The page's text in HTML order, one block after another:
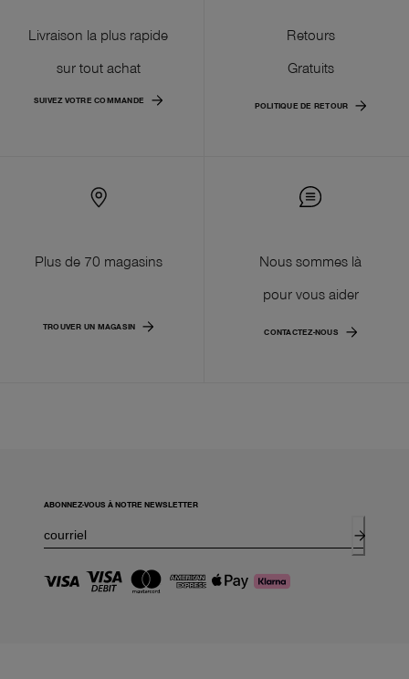
Livraison la plus rapide
sur tout achat
SUIVEZ VOTRE COMMANDE
Retours
Gratuits
POLITIQUE DE RETOUR
Plus de 70 magasins
TROUVER UN MAGASIN
Nous sommes là
pour vous aider
CONTACTEZ-NOUS
ABONNEZ-VOUS À NOTRE NEWSLETTER